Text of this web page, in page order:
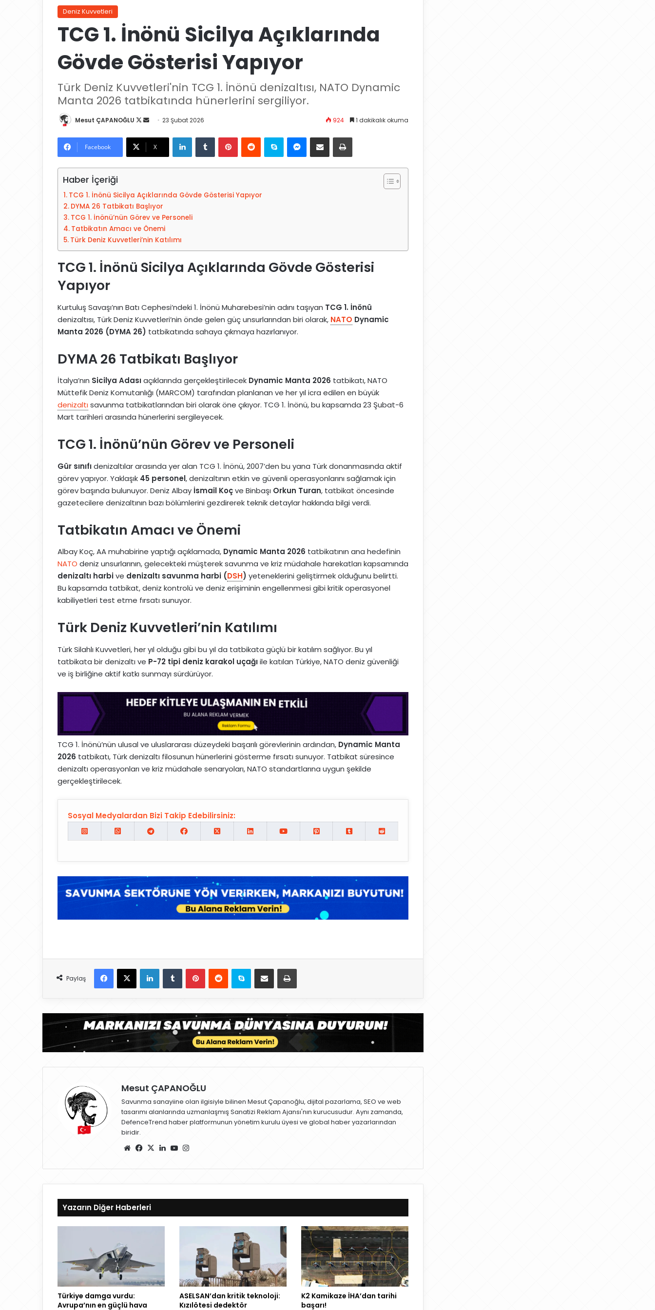
Deniz Kuvvetleri
TCG 1. İnönü Sicilya Açıklarında
Gövde Gösterisi Yapıyor
Türk Deniz Kuvvetleri'nin TCG 1. İnönü denizaltısı, NATO Dynamic
Manta 2026 tatbikatında hünerlerini sergiliyor.
Mesut ÇAPANOĞLU
X
t
a
p
d
i
n
e
-
o
s
a
g
ö
n
d
m
e
k
23 Şubat 2026 924 1 dakikalık okuma
Facebook X
LinkedIn Skype
Haber İçeriği
TCG 1. İnönü Sicilya Açıklarında Gövde Gösterisi Yapıyor
DYMA 26 Tatbikatı Başlıyor
TCG 1. İnönü’nün Görev ve Personeli
Tatbikatın Amacı ve Önemi
Türk Deniz Kuvvetleri’nin Katılımı
TCG 1. İnönü Sicilya Açıklarında Gövde Gösterisi
Yapıyor
Kurtuluş Savaşı’nın Batı Cephesi’ndeki 1. İnönü Muharebesi’nin adını taşıyan TCG 1. İnönü
denizaltısı, Türk Deniz Kuvvetleri’nin önde gelen güç unsurlarından biri olarak, NATO Dynamic
Manta 2026 (DYMA 26) tatbikatında sahaya çıkmaya hazırlanıyor.
DYMA 26 Tatbikatı Başlıyor
İtalya’nın Sicilya Adasıaçıklarında gerçekleştirilecek Dynamic Manta 2026 tatbikatı, NATO
Müttefik Deniz Komutanlığı (MARCOM) tarafından planlanan ve her yıl icra edilen en büyük
denizaltısavunma tatbikatlarından biri olarak öne çıkıyor. TCG 1. İnönü, bu kapsamda 23 Şubat-6
Mart tarihleri arasında hünerlerini sergileyecek.
TCG 1. İnönü’nün Görev ve Personeli
Gür sınıfıdenizaltılar arasında yer alan TCG 1. İnönü, 2007’den bu yana Türk donanmasında aktif
görev yapıyor. Yaklaşık 45 personel, denizaltının etkin ve güvenli operasyonlarını sağlamak için
görev başında bulunuyor. Deniz Albay İsmail Koçve Binbaşı Orkun Turan, tatbikat öncesinde
gazetecilere denizaltının bazı bölümlerini gezdirerek teknik detaylar hakkında bilgi verdi.
Tatbikatın Amacı ve Önemi
Albay Koç, AA muhabirine yaptığı açıklamada, Dynamic Manta 2026 tatbikatının ana hedefinin
NATO deniz unsurlarının, gelecekteki müşterek savunma ve kriz müdahale harekatları kapsamında
denizaltı harbive denizaltı savunma harbi (DSH) yeteneklerini geliştirmek olduğunu belirtti.
Bu kapsamda tatbikat, deniz kontrolü ve deniz erişiminin engellenmesi gibi kritik operasyonel
kabiliyetleri test etme fırsatı sunuyor.
Türk Deniz Kuvvetleri’nin Katılımı
Türk Silahlı Kuvvetleri, her yıl olduğu gibi bu yıl da tatbikata güçlü bir katılım sağlıyor. Bu yıl
tatbikata bir denizaltı ve P-72 tipi deniz karakol uçağıile katılan Türkiye, NATO deniz güvenliği
ve iş birliğine aktif katkı sunmayı sürdürüyor.
TCG 1. İnönü’nün ulusal ve uluslararası düzeydeki başarılı görevlerinin ardından, Dynamic Manta
2026 tatbikatı, Türk denizaltı filosunun hünerlerini gösterme fırsatı sunuyor. Tatbikat süresince
denizaltı operasyonları ve kriz müdahale senaryoları, NATO standartlarına uygun şekilde
gerçekleştirilecek.
Sosyal Medyalardan Bizi Takip Edebilirsiniz:
Paylaş
X LinkedIn Skype
Mesut ÇAPANOĞLU
Savunma sanayiine olan ilgisiyle bilinen Mesut Çapanoğlu, dijital pazarlama, SEO ve web
tasarımı alanlarında uzmanlaşmış Sanatizi Reklam Ajansı'nın kurucusudur. Aynı zamanda,
DefenceTrend haber platformunun yönetim kurulu üyesi ve global haber yazarlarından
biridir.
W
sit
esi
Fa
bo
ok
X Lin
dIn
Yo
ub
e
gr
a
Yazarın Diğer Haberleri
Türkiye damga vurdu:
Avrupa’nın en güçlü hava
ASELSAN’dan kritik teknoloji:
Kızılötesi dedektör
K2 Kamikaze İHA’dan tarihi
başarı!